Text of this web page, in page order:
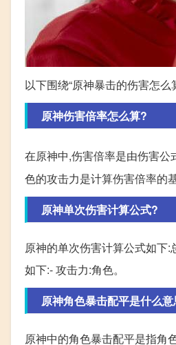
以下围绕“原神暴击的伤害怎
原神伤害倍率怎么算?
在原神中,伤害倍率是由伤害公
色的攻击力是计算伤害倍率的基
原神单次伤害计算公式?
原神的单次伤害计算公式如下:
如下:- 攻击力:角色。
原神角色暴击配平是什么
原神中的角色暴击配平是指角